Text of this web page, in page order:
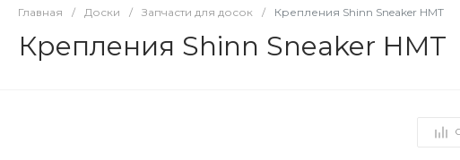
Главная / Доски / Запчасти для досок / Крепления Shinn Sneaker HMT
Крепления Shinn Sneaker HMT